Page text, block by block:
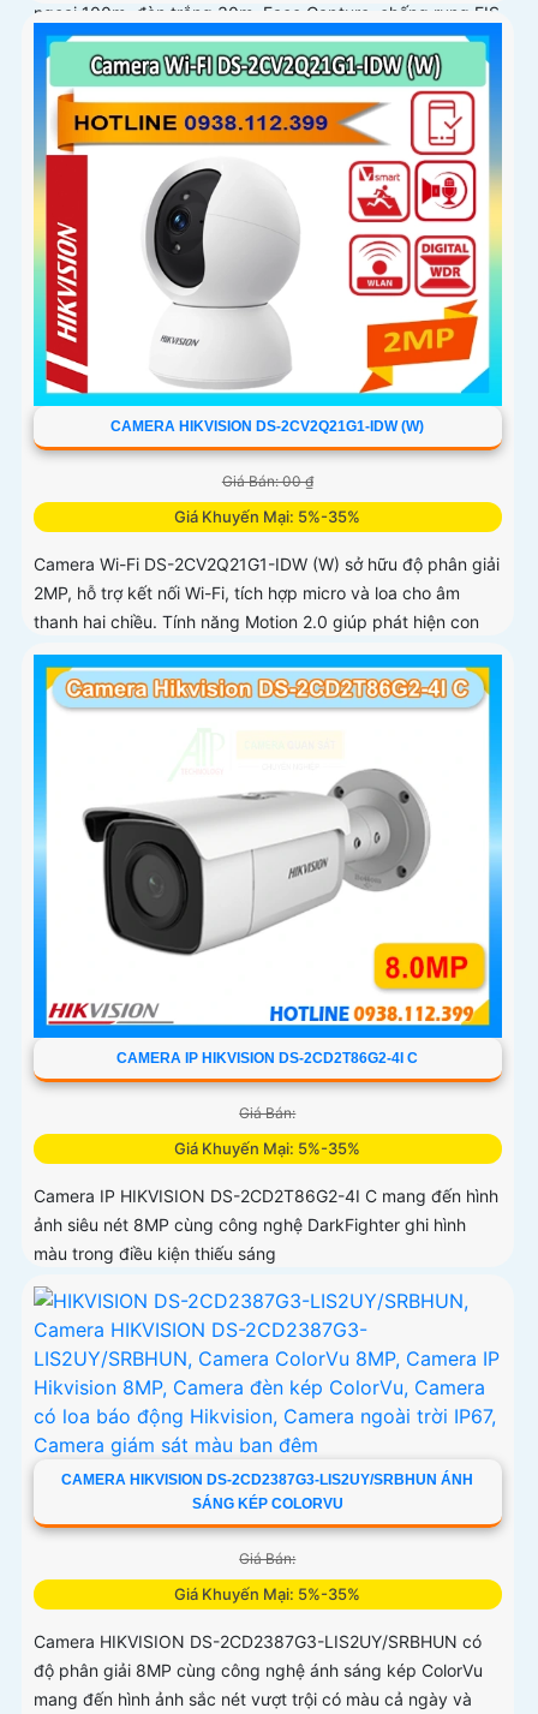
ngoại 100m, đèn trắng 30m, Face Capture, chống rung EIS
và chuẩn nén H
CAMERA HIKVISION DS-2CV2Q21G1-IDW (W)
Giá Bán: 00 ₫
Giá Khuyến Mại: 5%-35%
Camera Wi-Fi DS-2CV2Q21G1-IDW (W) sở hữu độ phân giải
2MP, hỗ trợ kết nối Wi-Fi, tích hợp micro và loa cho âm
thanh hai chiều. Tính năng Motion 2.0 giúp phát hiện con
người chính xác
CAMERA IP HIKVISION DS-2CD2T86G2-4I C
Giá Bán:
Giá Khuyến Mại: 5%-35%
Camera IP HIKVISION DS-2CD2T86G2-4I C mang đến hình
ảnh siêu nét 8MP cùng công nghệ DarkFighter ghi hình
màu trong điều kiện thiếu sáng
CAMERA HIKVISION DS-2CD2387G3-LIS2UY/SRBHUN ÁNH
SÁNG KÉP COLORVU
Giá Bán:
Giá Khuyến Mại: 5%-35%
Camera HIKVISION DS-2CD2387G3-LIS2UY/SRBHUN có
độ phân giải 8MP cùng công nghệ ánh sáng kép ColorVu
mang đến hình ảnh sắc nét vượt trội có màu cả ngày và